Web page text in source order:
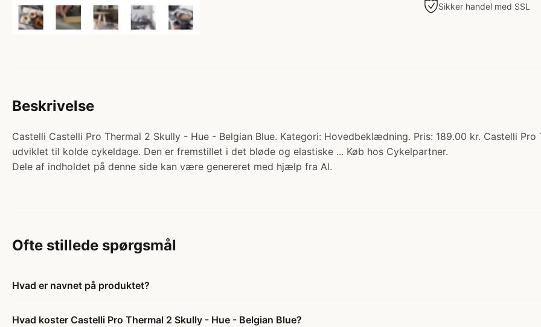
Sikker handel med SSL
Beskrivelse
Castelli Castelli Pro Thermal 2 Skully - Hue - Belgian Blue. Kategori: Hovedbeklædning. Pris: 189.00 kr. Castelli
udviklet til kolde cykeldage. Den er fremstillet i det bløde og elastiske ... Køb hos Cykelpartner.
Dele af indholdet på denne side kan være genereret med hjælp fra AI.
Ofte stillede spørgsmål
Hvad er navnet på produktet?
Hvad koster Castelli Pro Thermal 2 Skully - Hue - Belgian Blue?